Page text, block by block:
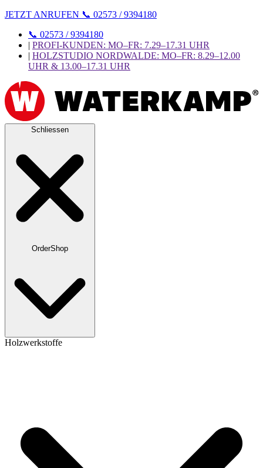
JETZT ANRUFEN 📞 02573 / 9394180
📞 02573 / 9394180
| PROFI-KUNDEN: MO–FR: 7.29–17.31 UHR
| HOLZSTUDIO NORDWALDE: MO–FR: 8.29–12.00
UHR & 13.00–17.31 UHR
Schliessen
OrderShop
Holzwerkstoffe